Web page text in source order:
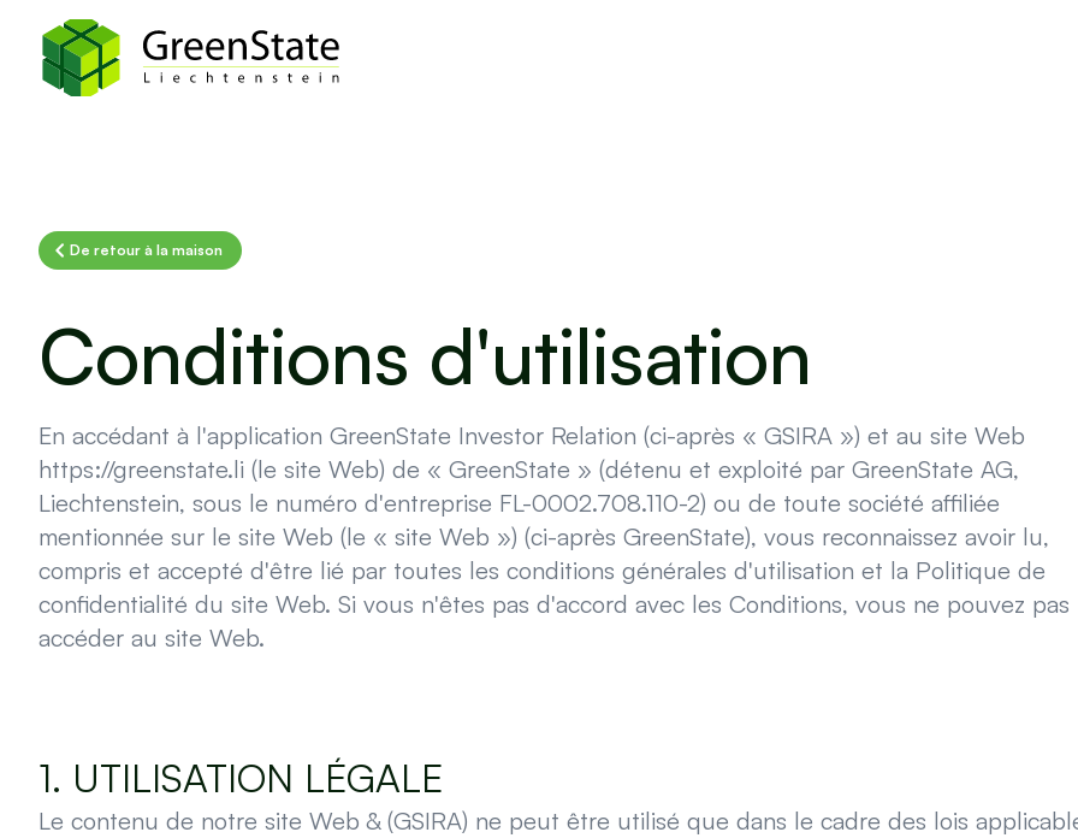
De retour à la maison
Conditions d'utilisation
En accédant à l'application GreenState Investor Relation (ci-après « GSIRA ») et au site Web
https://greenstate.li (le site Web) de « GreenState » (détenu et exploité par GreenState AG,
Liechtenstein, sous le numéro d'entreprise FL-0002.708.110-2) ou de toute société affiliée
mentionnée sur le site Web (le « site Web ») (ci-après GreenState), vous reconnaissez avoir lu,
compris et accepté d'être lié par toutes les conditions générales d'utilisation et la Politique de
confidentialité du site Web. Si vous n'êtes pas d'accord avec les Conditions, vous ne pouvez pas
accéder au site Web.
1. UTILISATION LÉGALE
Le contenu de notre site Web & (GSIRA) ne peut être utilisé que dans le cadre des lois